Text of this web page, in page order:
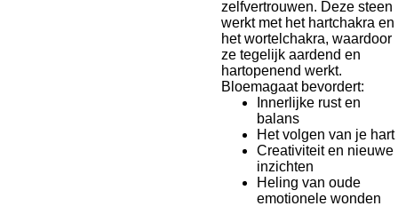
zelfvertrouwen. Deze steen
werkt met het hartchakra en
het wortelchakra, waardoor
ze tegelijk aardend en
hartopenend werkt.
Bloemagaat bevordert:
Innerlijke rust en
balans
Het volgen van je hart
Creativiteit en nieuwe
inzichten
Heling van oude
emotionele wonden